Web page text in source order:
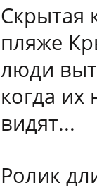
Скрытая
пляже
люди
когда их
видят...
Ролик